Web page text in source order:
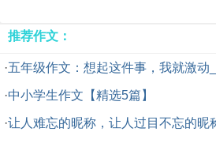
推荐作文：
·五年级作文：想起这件事，我就激动
·中小学生作文【精选5篇】
·让人难忘的昵称，让人过目不忘的昵